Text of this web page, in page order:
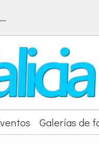
Galerías de